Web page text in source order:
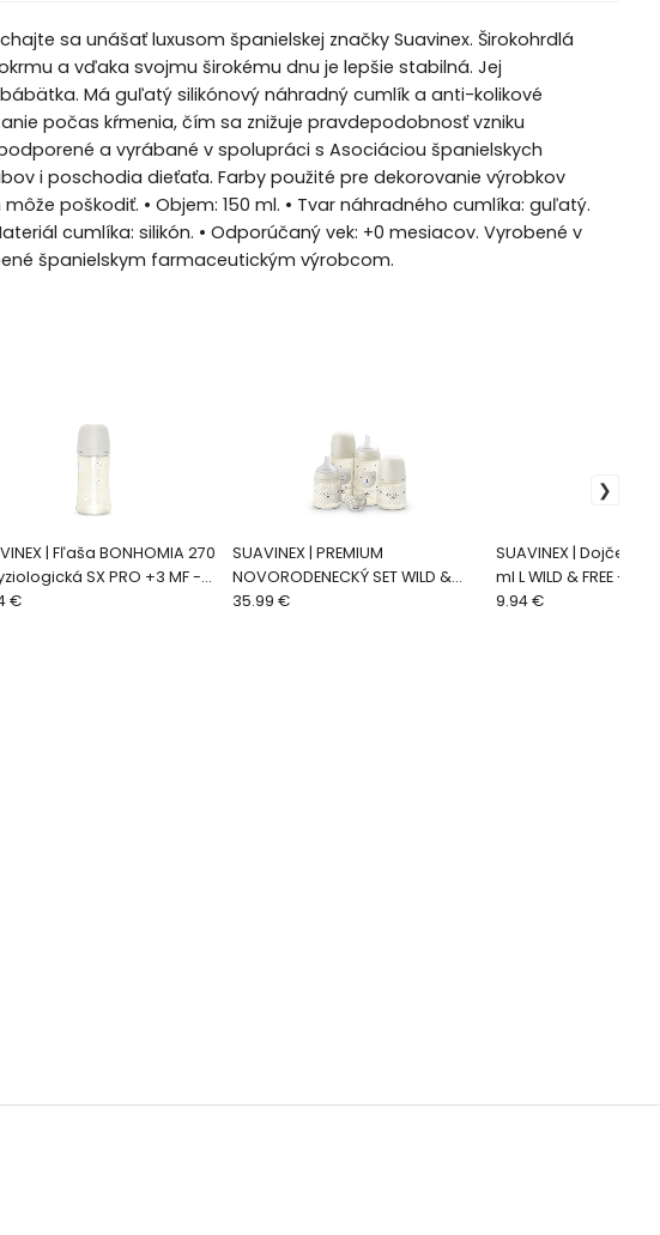
Nechajte sa unášať luxusom španielskej značky Suavinex. Širokohrdlá
a vďaka svojmu širokému dnu je lepšie stabilná. Jej
Má guľatý silikónový náhradný cumlík a anti-kolikové
počas kŕmenia, čím sa znižuje pravdepodobnosť vzniku
a vyrábané v spolupráci s Asociáciou španielskych
i poschodia dieťaťa. Farby použité pre dekorovanie výrobkov
poškodiť. • Objem: 150 ml. • Tvar náhradného cumlíka: guľatý.
cumlíka: silikón. • Odporúčaný vek: +0 mesiacov. Vyrobené v
španielskym farmaceutickým výrobcom.
| Fľaša BONHOMIA 270
SX PRO +3 MF -
€
SUAVINEX | PREMIUM
NOVORODENECKÝ SET WILD &
FREE
35.99 €
SUAVINEX |
ml L WILD & FREE -
9.94 €